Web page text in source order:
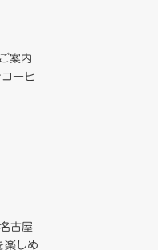
案内
ーヒ
古屋
楽しめ